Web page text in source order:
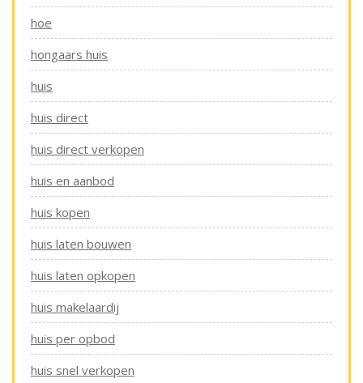
hoe
hongaars huis
huis
huis direct
huis direct verkopen
huis en aanbod
huis kopen
huis laten bouwen
huis laten opkopen
huis makelaardij
huis per opbod
huis snel verkopen